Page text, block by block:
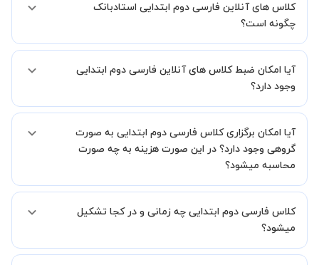
کلاس های آنلاین فارسی دوم ابتدایی استادبانک
چگونه است؟
شما میدهیم که استاد شما پیش از جلسه تمامی موارد لازم برای برگزاری
یک کلاس آنلاین با کیفیت و مفید را به شما توضیح خواهند داد.
آیا امکان ضبط کلاس های آنلاین فارسی دوم ابتدایی
وجود دارد؟
کنید.
آیا امکان برگزاری کلاس فارسی دوم ابتدایی به صورت
گروهی وجود دارد؟ در این صورت هزینه به چه صورت
محاسبه میشود؟
صورتیکه مایل هستید کلاس ها را در کنار دوستان و یا آشنایان خود به
صورت گروهی برگزار کنید، این امکان وجود دارد. در این حالت، به ازای هر
اضافه خواهد شد.
کلاس فارسی دوم ابتدایی چه زمانی و در کجا تشکیل
میشود؟